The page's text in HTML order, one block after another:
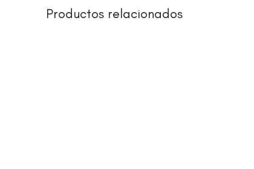
Productos relacionados